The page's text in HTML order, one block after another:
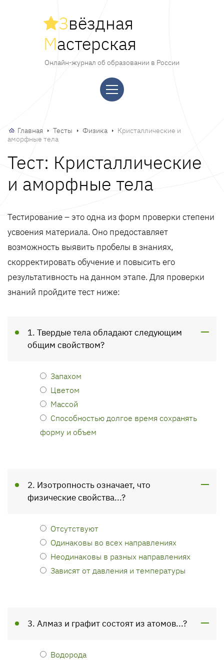
Звёздная
Мастерская
Онлайн-журнал об образовании в России
Главная Тесты Физика
Кристаллические и
аморфные тела
Тест: Кристаллические
и аморфные тела
Тестирование – это одна из форм проверки степени
усвоения материала. Оно предоставляет
возможность выявить пробелы в знаниях,
скорректировать обучение и повысить его
результативность на данном этапе. Для проверки
знаний пройдите тест ниже:
1. Твердые тела обладают следующим
общим свойством?
Запахом
Цветом
Массой
Способностью долгое время сохранять
форму и объем
2. Изотропность означает, что
физические свойства...?
Отсутствуют
Одинаковы во всех направлениях
Неодинаковы в разных направлениях
Зависят от давления и температуры
3. Алмаз и графит состоят из атомов...?
Водорода